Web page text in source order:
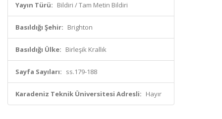
Yayın Türü: Bildiri / Tam Metin Bildiri
Basıldığı Şehir: Brighton
Basıldığı Ülke: Birleşik Krallık
Sayfa Sayıları: ss.179-188
Karadeniz Teknik Üniversitesi Adresli: Hayır